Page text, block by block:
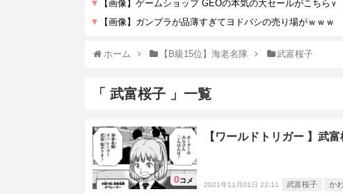
ホーム 【B級15位】海老名隊 武富桜子
「 武富桜子 」一覧
0コメ
【ワールドトリガー 】武
2021年11月01日 22:11 武富桜子 か